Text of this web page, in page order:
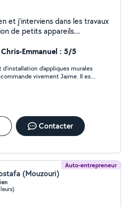
et j'interviens dans les travaux
de petits appareils
Emmanuel : 5/5
d’appliques murales
vivement Jaime. Il est
Contacter
Auto-entrepreneur
(Mouzouri)